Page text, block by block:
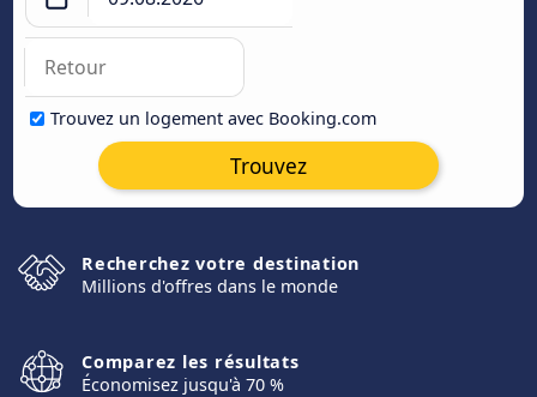
Trouvez un logement avec Booking.com
Trouvez
Recherchez votre destination
Millions d'offres dans le monde
Comparez les résultats
Économisez jusqu'à 70 %